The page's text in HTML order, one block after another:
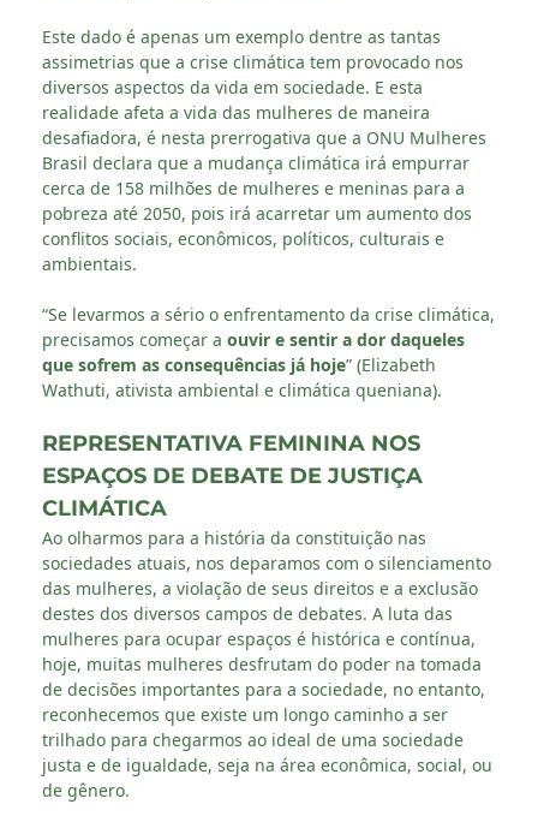
Este dado é apenas um exemplo dentre as tantas
assimetrias que a crise climática tem provocado nos
diversos aspectos da vida em sociedade. E esta
realidade afeta a vida das mulheres de maneira
desafiadora, é nesta prerrogativa que a ONU Mulheres
Brasil declara que a mudança climática irá empurrar
cerca de 158 milhões de mulheres e meninas para a
pobreza até 2050, pois irá acarretar um aumento dos
conflitos sociais, econômicos, políticos, culturais e
ambientais.
“Se levarmos a sério o enfrentamento da crise climática,
precisamos começar a ouvir e sentir a dor daqueles
que sofrem as consequências já hoje” (Elizabeth
Wathuti, ativista ambiental e climática queniana).
REPRESENTATIVA FEMININA NOS
ESPAÇOS DE DEBATE DE JUSTIÇA
CLIMÁTICA
Ao olharmos para a história da constituição nas
sociedades atuais, nos deparamos com o silenciamento
das mulheres, a violação de seus direitos e a exclusão
destes dos diversos campos de debates. A luta das
mulheres para ocupar espaços é histórica e contínua,
hoje, muitas mulheres desfrutam do poder na tomada
de decisões importantes para a sociedade, no entanto,
reconhecemos que existe um longo caminho a ser
trilhado para chegarmos ao ideal de uma sociedade
justa e de igualdade, seja na área econômica, social, ou
de gênero.